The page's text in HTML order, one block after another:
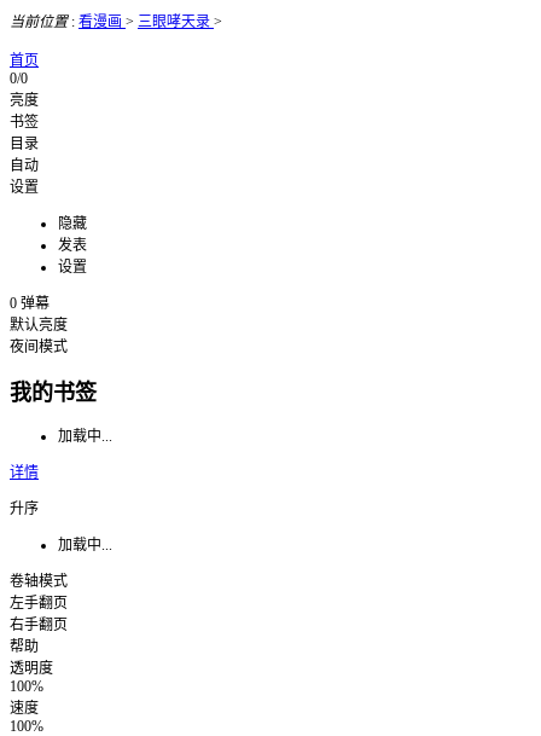
当前位置: 看漫画 > 三眼哮天录 >
首页
0/0
亮度
书签
目录
自动
设置
隐藏
发表
设置
0 弹幕
默认亮度
夜间模式
我的书签
加载中...
详情
升序
加载中...
卷轴模式
左手翻页
右手翻页
帮助
透明度
100%
速度
100%